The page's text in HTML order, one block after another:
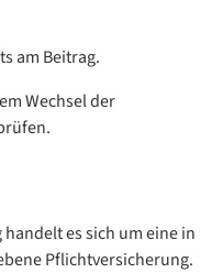
am Beitrag.
Wechsel der
es sich um eine in
Pflichtversicherung.